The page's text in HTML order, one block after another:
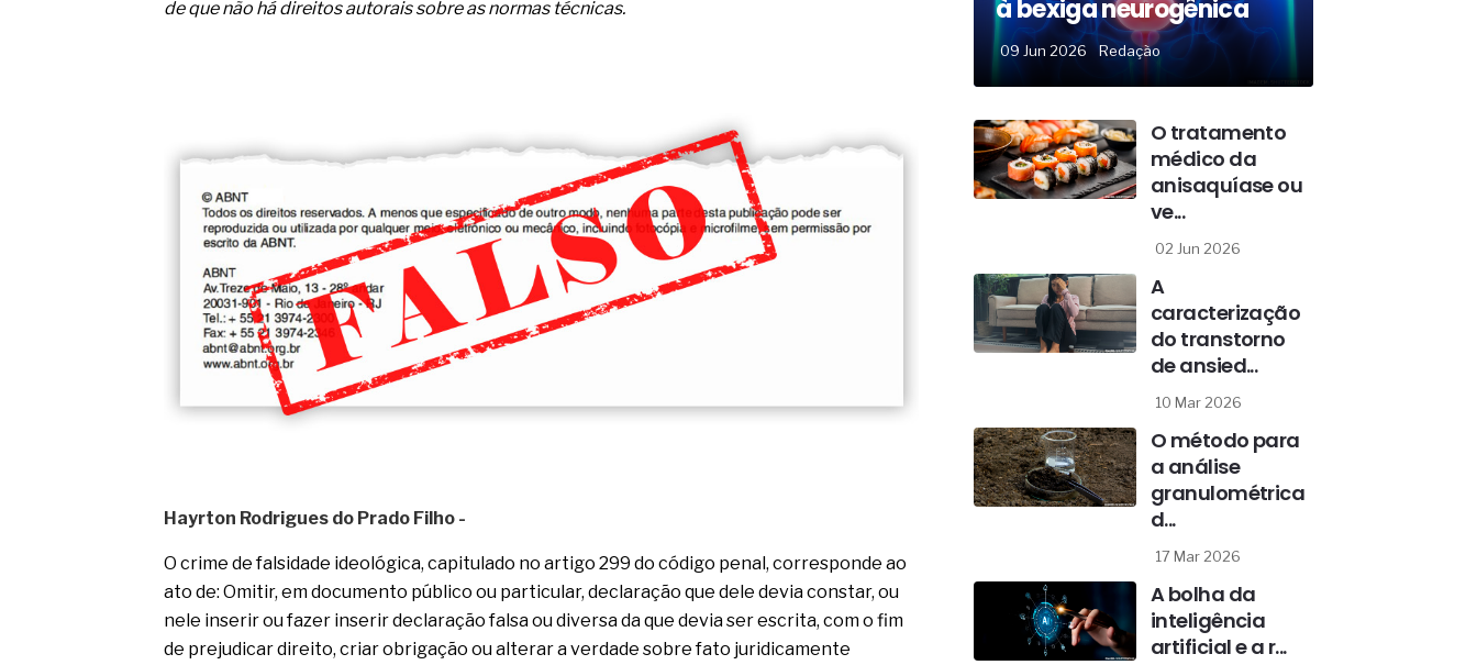
As variações dimensionais dos produtos de materiais
cimentícios com fibra de vidro
A próxima vantagem competitiva não está no modelo de IA
A IA elevou a régua do comprador B2B e a venda complexa
ficou ainda mais humana
de que não há direitos autorais sobre as normas técnicas.
Hayrton Rodrigues do Prado Filho -
O crime de falsidade ideológica, capitulado no artigo 299 do código penal, corresponde ao
ato de: Omitir, em documento público ou particular, declaração que dele devia constar, ou
nele inserir ou fazer inserir declaração falsa ou diversa da que devia ser escrita, com o fim
de prejudicar direito, criar obrigação ou alterar a verdade sobre fato juridicamente
à bexiga neurogênica
09 Jun 2026 Redação
O tratamento
médico da
anisaquíase ou
ve...
02 Jun 2026
A
caracterização
do transtorno
de ansied...
10 Mar 2026
O método para
a análise
granulométrica
d...
17 Mar 2026
A bolha da
inteligência
artificial e a r...